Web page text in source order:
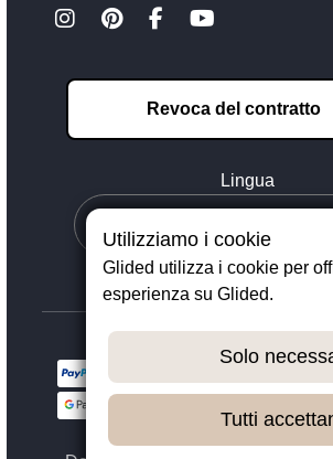
Revoca del contratto
Lingua
Utilizziamo i cookie
Glided utilizza i cookie per
esperienza su Glided.
Solo
Tutti